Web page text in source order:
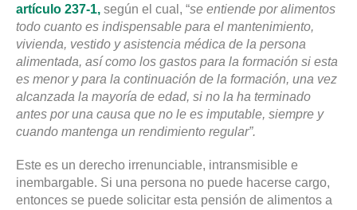
artículo 237-1, según el cual, “se entiende por alimentos
todo cuanto es indispensable para el mantenimiento,
vivienda, vestido y asistencia médica de la persona
alimentada, así como los gastos para la formación si esta
es menor y para la continuación de la formación, una vez
alcanzada la mayoría de edad, si no la ha terminado
antes por una causa que no le es imputable, siempre y
cuando mantenga un rendimiento regular”.
Este es un derecho irrenunciable, intransmisible e
inembargable. Si una persona no puede hacerse cargo,
entonces se puede solicitar esta pensión de alimentos a